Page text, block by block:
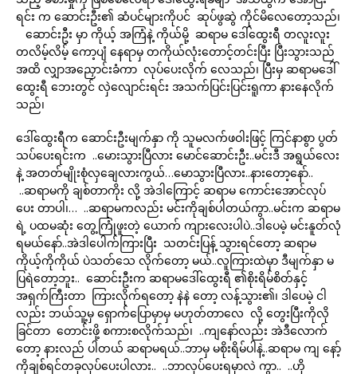
ရင်း က ဆောင်းဦး၏ ဆံပင်များကိုပင် ဆုပ်ဖွဆွဲ ကိုင်မိလေတော့သည်၊
ဆောင်းဦး မှာ ကိုယ့် အကြံနဲ့ ကိုယ်မို့ ဆရာမ ဒေါ်ထွေးရီ တလူးလူး
တလိမ့်လိမ့် ကော့ပျံ နေရာမှ တကိုယ်လုံးတောင့်တင်းပြီး ပြီးသွားသည်
အထိ လျှာအညှောင်းခံကာ လုပ်ပေးလိုက် လေသည်၊ ပြီးမှ ဆရာမဒေါ်
ထွေးရီ ဘေးတွင် လှဲလျောင်းရင်း အသက်ပြင်းပြင်းရူကာ နားနေလိုက်
သည်၊
ဒေါ်ထွေးရီက ဆောင်းဦးမျက်နှာ ကို သူမလက်ဖဝါးဖြင့် ကြင်နာစွာ ပွတ်
သပ်ပေးရင်းက ..မေားသွားပြီလား မောင်ဆောင်းဦး..မင်းဒီ အရွယ်လေး
နဲ့ အတတ်မျိုးစုံလှချေလားကွယ်…မောသွားပြီလား..နားတော့နော်..
..ဆရာမကို ချစ်တာကိုး လို့ အဲဒါကြောင့် ဆရာမ ကောင်းအောင်လုပ်
ပေး တာပါ၊… ..ဆရာမကလည်း မင်းကိုချစ်ပါတယ်ကွာ..မင်းက ဆရာမ
ရဲ့ ပထမဆုံး တွေ့ကြုံဖူးတဲ့ ယောက် ကျားလေးပါပဲ..ဒါပေမဲ့ မင်းနူတ်လုံ
ရမယ်နော်..အဲဒါပေါက်ကြားပြီး သတင်းပြန့် သွားရင်တော့ ဆရာမ
ကိုယ့်ကိုကိုယ် ပဲသတ်သေ လိုက်တော့ မယ်..လူကြားထဲမှာ ဒီမျက်နှာ မ
ပြရဲတော့ဘူး.. ဆောင်းဦးက ဆရာမဒေါ်ထွေးရီ ၏စိုးရိမ်စိတ်နှင့်
အရှက်ကြီးတာ ကြားလိုက်ရတော့ နဲနဲ တော့ လန့်သွား၏၊ ဒါပေမဲ့ ငါ
လည်း ဘယ်သူ့မှ ရှောက်ပြောမှာမှ မဟုတ်တာလေ လို့ တွေးပြီးကိုလို
ခြင်တာ တောင်းဖို့ စကားစလိုက်သည်၊ ..ကျနော်လည်း အဲဒီလောက်
တော့ နားလည် ပါတယ် ဆရာမရယ်..ဘာမှ မစိုးရိမ်ပါနဲ့..ဆရာမ ကျ နော့်
ကိုချစ်ရင်တခုလုပ်ပေးပါလား.. ..ဘာလုပ်ပေးရမှာလဲ ကွာ.. ..ဟို